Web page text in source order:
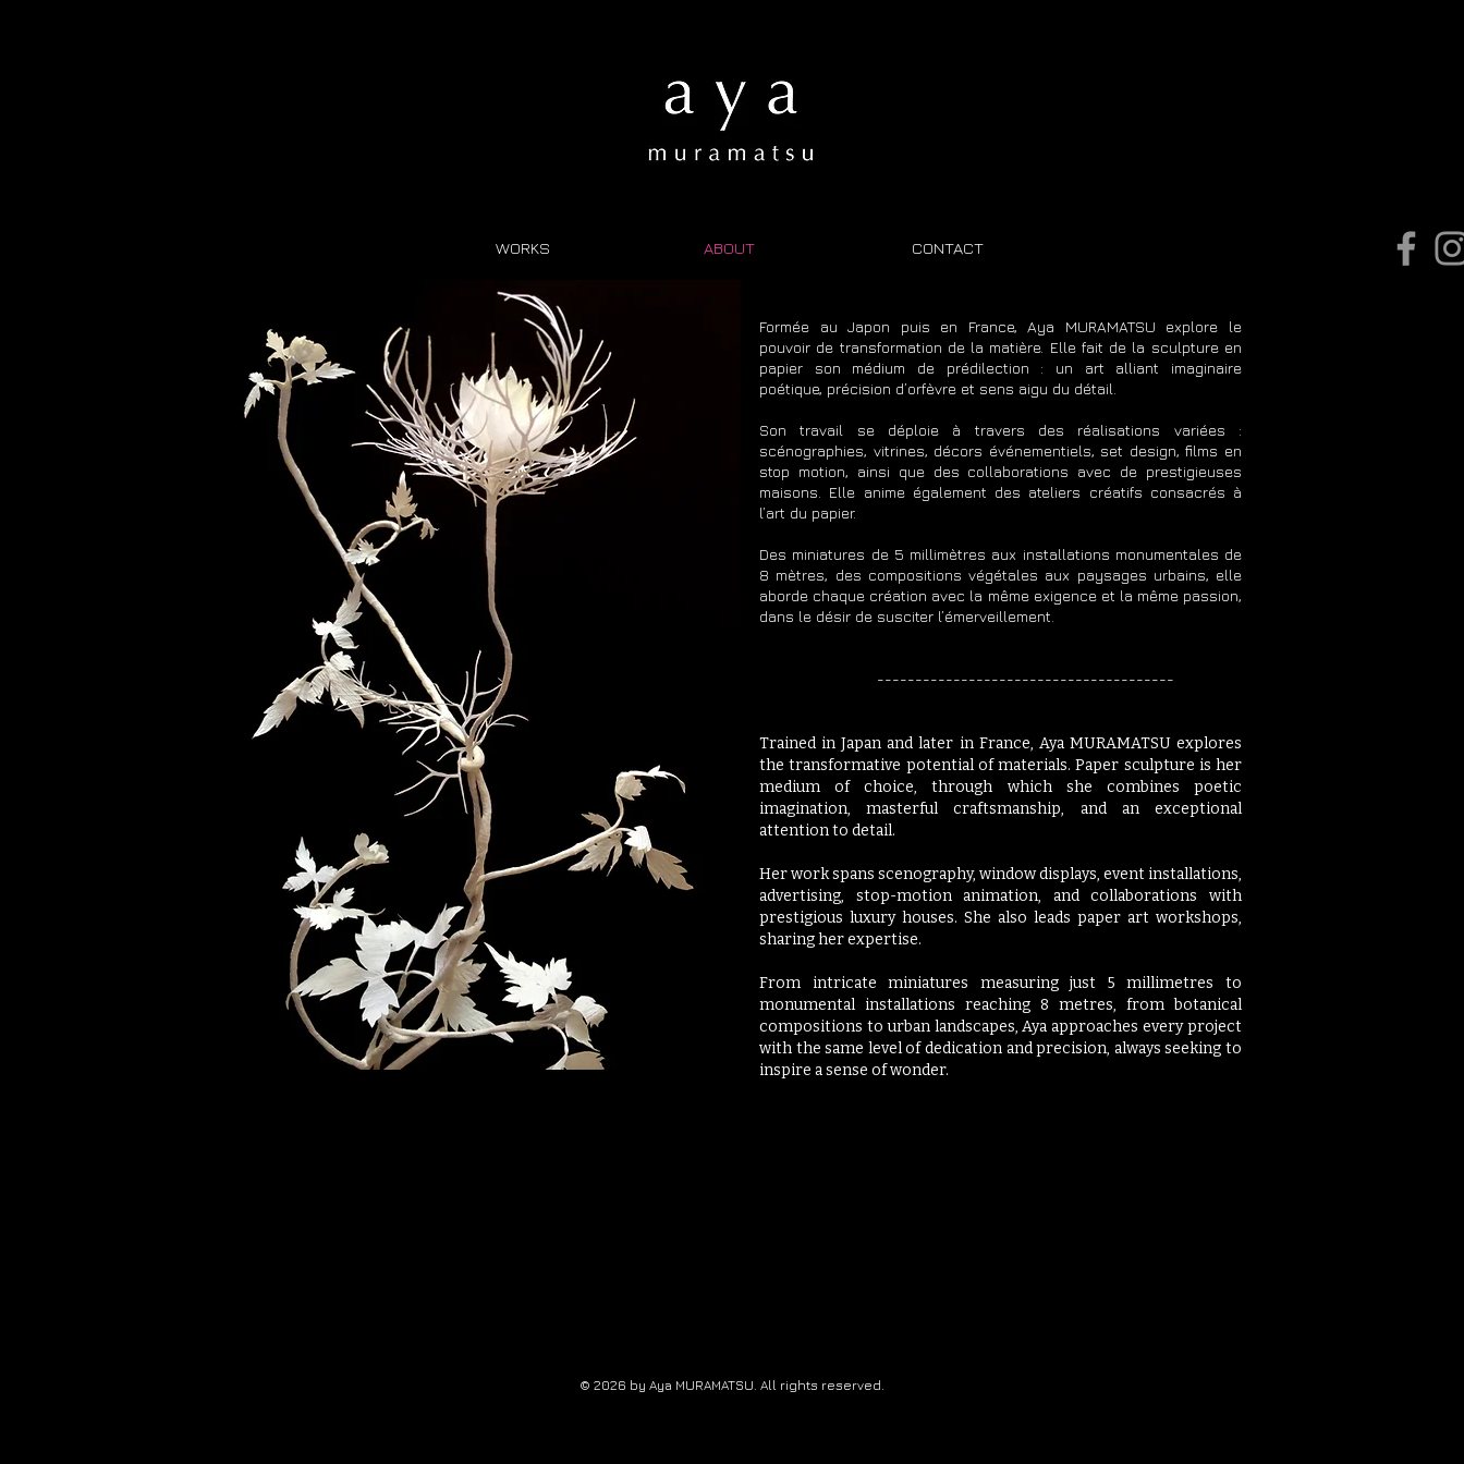
WORKS ABOUT CONTACT
Formée au Japon puis en France, Aya MURAMATSU explore le
pouvoir de transformation de la matière. Elle fait de la sculpture en
papier son médium de prédilection : un art alliant imaginaire
poétique, précision d’orfèvre et sens aigu du détail.
Son travail se déploie à travers des réalisations variées :
scénographies, vitrines, décors événementiels, set design, films en
stop motion, ainsi que des collaborations avec de prestigieuses
maisons. Elle anime également des ateliers créatifs consacrés à
l’art du papier.
Des miniatures de 5 millimètres aux installations monumentales de
8 mètres, des compositions végétales aux paysages urbains, elle
aborde chaque création avec la même exigence et la même passion,
dans le désir de susciter l’émerveillement.
​---------------------------------------
Trained in Japan and later in France, Aya MURAMATSU explores
the transformative potential of materials. Paper sculpture is her
medium of choice, through which she combines poetic
imagination, masterful craftsmanship, and an exceptional
attention to detail.
Her work spans scenography, window displays, event installations,
advertising, stop-motion animation, and collaborations with
prestigious luxury houses. She also leads paper art workshops,
sharing her expertise.
From intricate miniatures measuring just 5 millimetres to
monumental installations reaching 8 metres, from botanical
compositions to urban landscapes, Aya approaches every project
with the same level of dedication and precision, always seeking to
inspire a sense of wonder.
© 2026 by Aya MURAMATSU. All rights reserved.